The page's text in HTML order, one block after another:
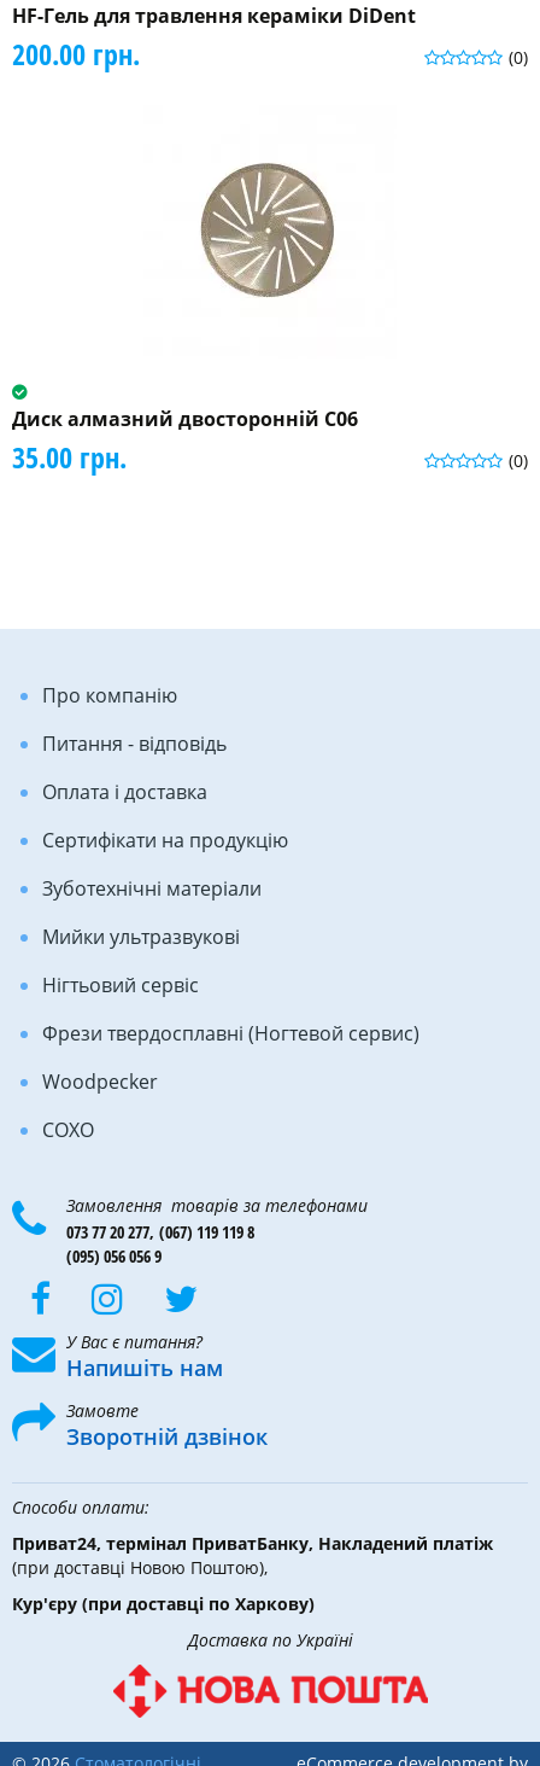
HF-Гель для травлення кераміки DiDent
(0)
200.00 грн.
Диск алмазний двосторонній C06
(0)
35.00 грн.
Про компанію
Питання - відповідь
Оплата і доставка
Сертифікати на продукцію
Зуботехнічні матеріали
Мийки ультразвукові
Нігтьовий сервіс
Фрези твердосплавні (Ногтевой сервис)
Woodpecker
COXO
Замовлення товарів за телефонами
073 77 20 277, (067) 119 119 8
(095) 056 056 9
У Вас є питання?
Напишіть нам
Замовте
Зворотній дзвінок
Способи оплати:
Приват24, термінал ПриватБанку, Накладений платіж
(при доставці Новою Поштою),
Кур'єру (при доставці по Харкову)
Доставка по Україні